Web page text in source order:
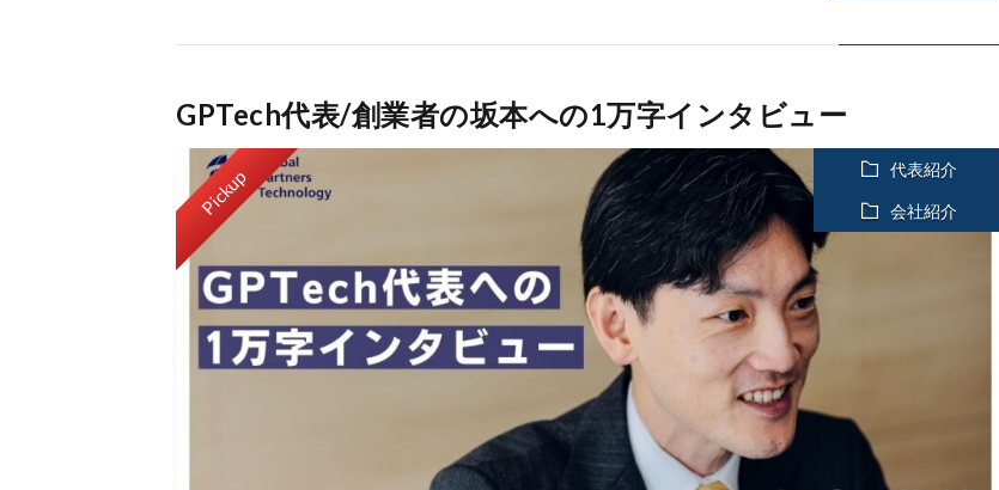
GPTech代表/創業者の坂本への1万字インタビュー
Pickup 代表紹介
会社紹介